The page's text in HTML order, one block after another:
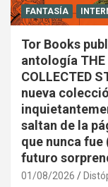
FANTASÍA
Tor Books
antología THE
COLLECTED
nueva
saltan de la
que nunca fue
futuro
01/08/2026